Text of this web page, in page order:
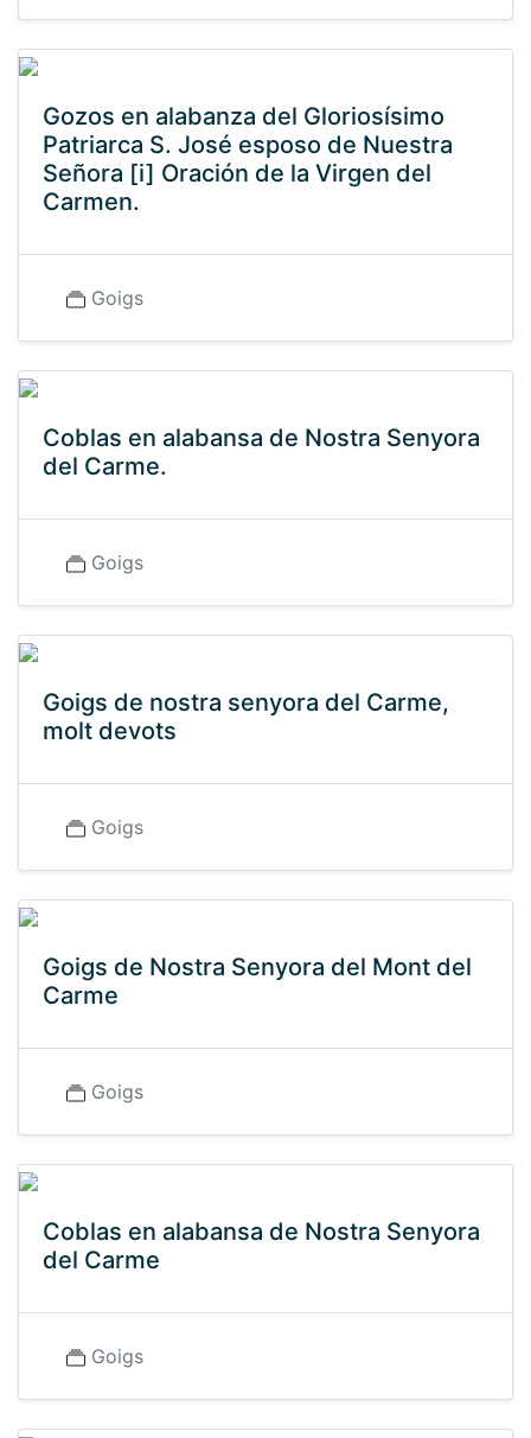
Gozos en alabanza del Gloriosísimo
Patriarca S. José esposo de Nuestra
Señora [i] Oración de la Virgen del
Carmen.
Goigs
Coblas en alabansa de Nostra Senyora
del Carme.
Goigs
Goigs de nostra senyora del Carme,
molt devots
Goigs
Goigs de Nostra Senyora del Mont del
Carme
Goigs
Coblas en alabansa de Nostra Senyora
del Carme
Goigs